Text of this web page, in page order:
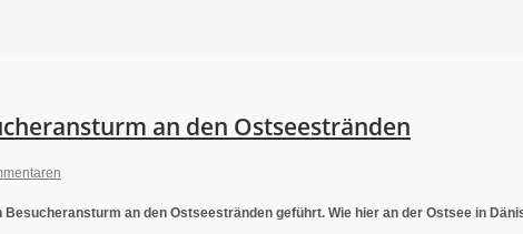
an den Ostseestränden
an den Ostseestränden geführt. Wie hier an der Ostsee in